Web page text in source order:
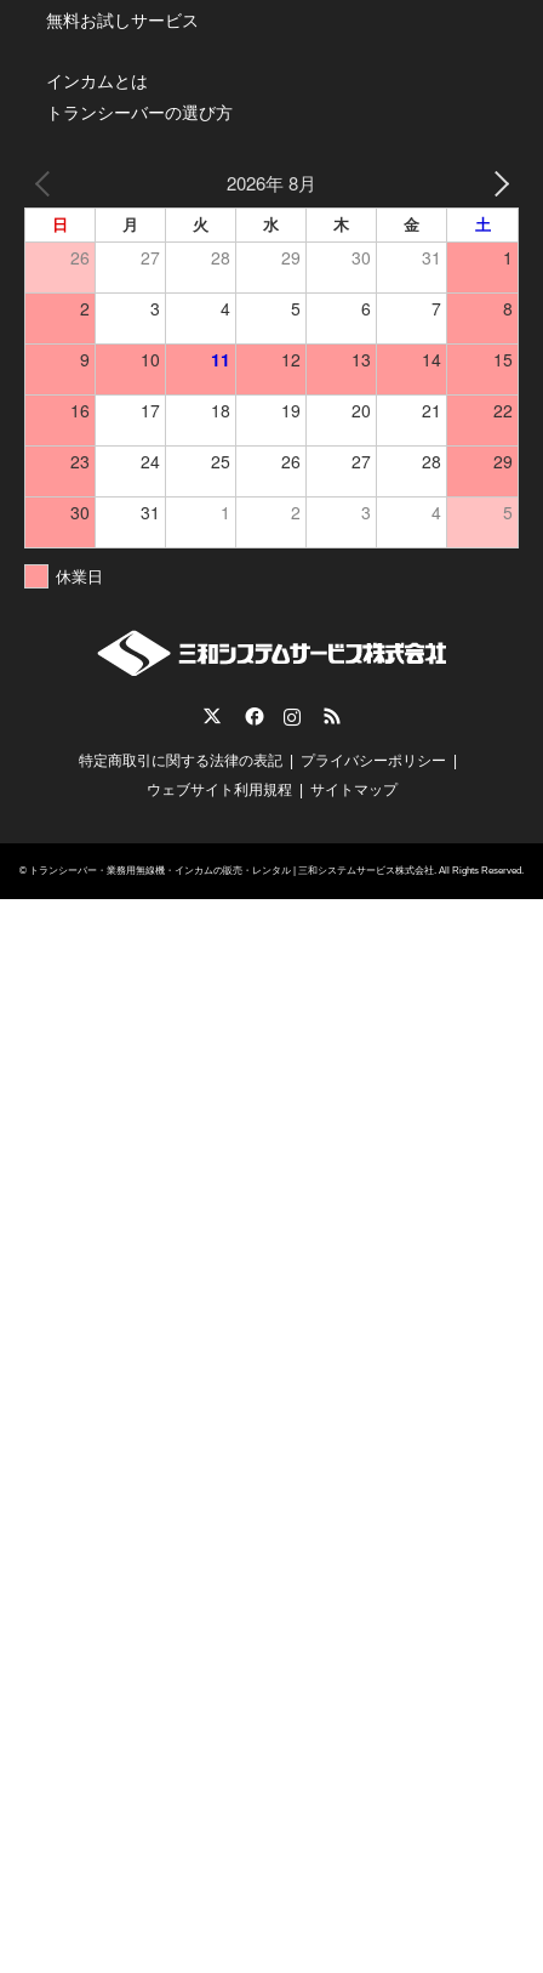
無料お試しサービス
インカムとは
トランシーバーの選び方
2026年 8月
日 月 火 水 木 金 土
26 27 28 29 30 31 1
2 3 4 5 6 7 8
9 10 11 12 13 14 15
16 17 18 19 20 21 22
23 24 25 26 27 28 29
30 31 1 2 3 4 5
休業日
RSS
特定商取引に関する法律の表記
プライバシーポリシー
ウェブサイト利用規程
サイトマップ
© トランシーバー・業務用無線機・インカムの販売・レンタル | 三和システムサービス株式会社 . All Rights Reserved.